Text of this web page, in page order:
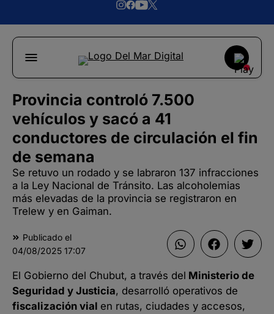
Provincia controló 7.500
vehículos y sacó a 41
conductores de circulación el fin
de semana
Se retuvo un rodado y se labraron 137 infracciones
a la Ley Nacional de Tránsito. Las alcoholemias
más elevadas de la provincia se registraron en
Trelew y en Gaiman.
Publicado el
04/08/2025 17:07
El Gobierno del Chubut, a través del Ministerio de
Seguridad y Justicia, desarrolló operativos de
fiscalización vial en rutas, ciudades y accesos,